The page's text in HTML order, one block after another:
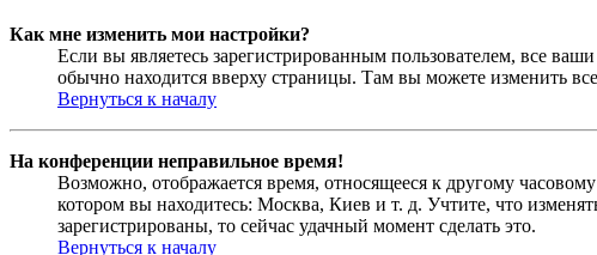
Как мне изменить мои настройки?
Если вы являетесь зарегистрированным пользователем, все
обычно находится вверху страницы. Там вы можете изменить
Вернуться к началу
На конференции неправильное время!
Возможно, отображается время, относящееся к другому
котором вы находитесь: Москва, Киев и т. д. Учтите, что
зарегистрированы, то сейчас удачный момент сделать это.
Вернуться к началу